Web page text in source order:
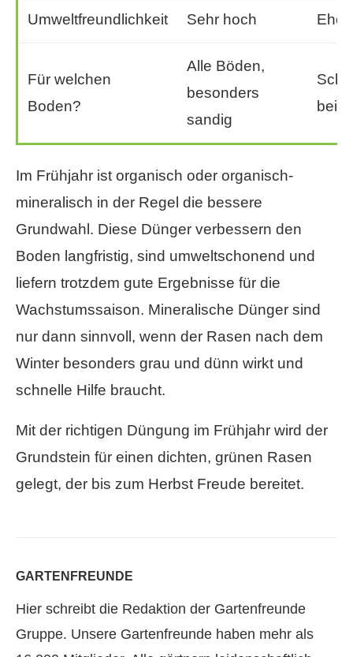
Umweltfreundlichkeit Sehr hoch Eher
Für welchen
Boden?
Alle Böden,
besonders
sandig
bei
Im Frühjahr ist organisch oder organisch-
mineralisch in der Regel die bessere
Grundwahl. Diese Dünger verbessern den
Boden langfristig, sind umweltschonend und
liefern trotzdem gute Ergebnisse für die
Wachstumssaison. Mineralische Dünger sind
nur dann sinnvoll, wenn der Rasen nach dem
Winter besonders grau und dünn wirkt und
schnelle Hilfe braucht.
Mit der richtigen Düngung im Frühjahr wird der
Grundstein für einen dichten, grünen Rasen
gelegt, der bis zum Herbst Freude bereitet.
GARTENFREUNDE
Hier schreibt die Redaktion der Gartenfreunde
Gruppe. Unsere Gartenfreunde haben mehr als